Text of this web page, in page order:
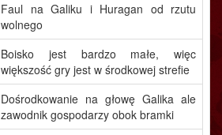
Faul na Galiku i Huragan od rzutu
wolnego
Boisko jest bardzo małe, więc
większość gry jest w środkowej strefie
Dośrodkowanie na głowę Galika ale
zawodnik gospodarzy obok bramki